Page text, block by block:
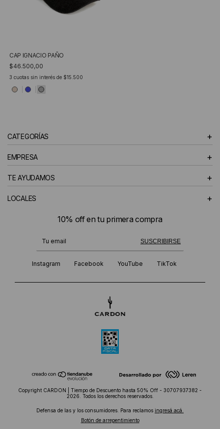
CAP IGNACIO PAÑO
$46.500,00
3 cuotas sin interés de $15.500
CATEGORÍAS +
EMPRESA +
TE AYUDAMOS +
LOCALES +
10% off en tu primera compra
SUSCRIBIRSE
¡Te suscribiste exitosamente!
Instagram Facebook YouTube TikTok
Copyright CARDON | Tiempo de Descuento hasta 50% Off - 30707937382 -
2026. Todos los derechos reservados.
Defensa de las y los consumidores. Para reclamos ingresá acá.
Botón de arrepentimiento